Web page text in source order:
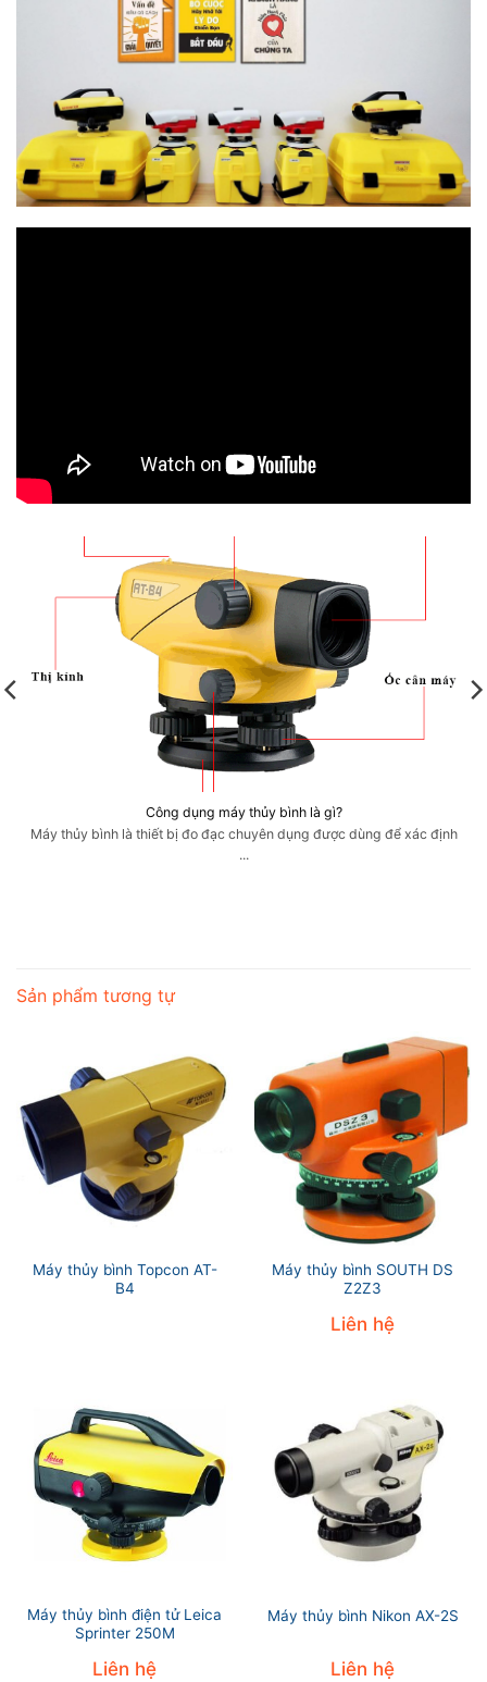
Công dụng máy thủy bình là gì?
Máy thủy bình là thiết bị đo đạc chuyên dụng được dùng để xác định
...
Sản phẩm tương tự
Máy thủy bình Topcon AT-
B4
Máy thủy bình SOUTH DS
Z2Z3
Liên hệ
Máy thủy bình điện tử Leica
Sprinter 250M
Liên hệ
Máy thủy bình Nikon AX-2S
Liên hệ